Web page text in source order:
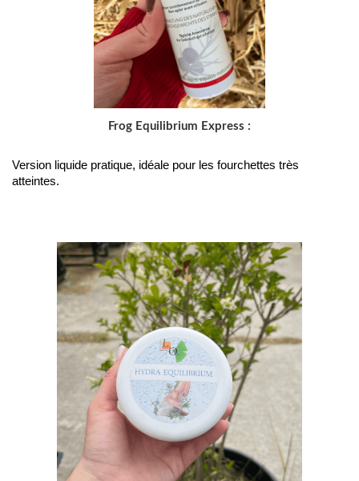
Frog Equilibrium Express :
Version liquide pratique, idéale pour les fourchettes très
atteintes.